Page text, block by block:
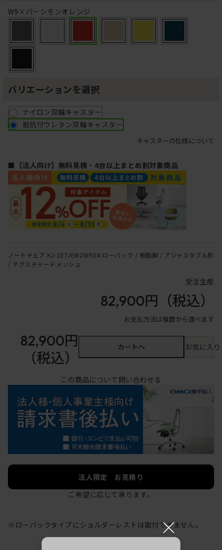
W9×パーシモンオレンジ
バリエーションを選択
ナイロン双輪キャスター
抵抗付ウレタン双輪キャスター
キャスターの仕様について
■【法人向け】無料見積・4台以上まとめ割対象商品
ノートチェア KJ-187JEM2W9D4 ローバック / 樹脂脚 / アジャスタブル肘
/ テクスチャードメッシュ
受注生産
82,900円 （税込）
お支払方法は複数から選べます
82,900円
（税込）
カートへ お気に入
この商品について問い合わせる
法人限定 お見積り
ご希望に応じて承ります。
※ローバックタイプにショルダーレストは取付できません。
×